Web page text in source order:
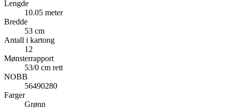
Lengde
10.05 meter
Bredde
53 cm
Antall i kartong
12
Mønsterrapport
53/0 cm rett
NOBB
56490280
Farger
Grønn